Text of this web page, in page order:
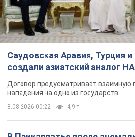
Саудовская Аравия, Турция и
создали азиатский аналог
Договор предусматривает взаимную
нападения на одно из государств
8.08.2026 00:22 4,9 т.